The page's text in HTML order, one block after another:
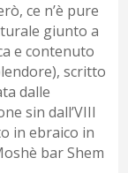
ce n’è pure
giunto a
e contenuto
scritto
dalle
sin dall’VIII
in ebraico in
bar Shem